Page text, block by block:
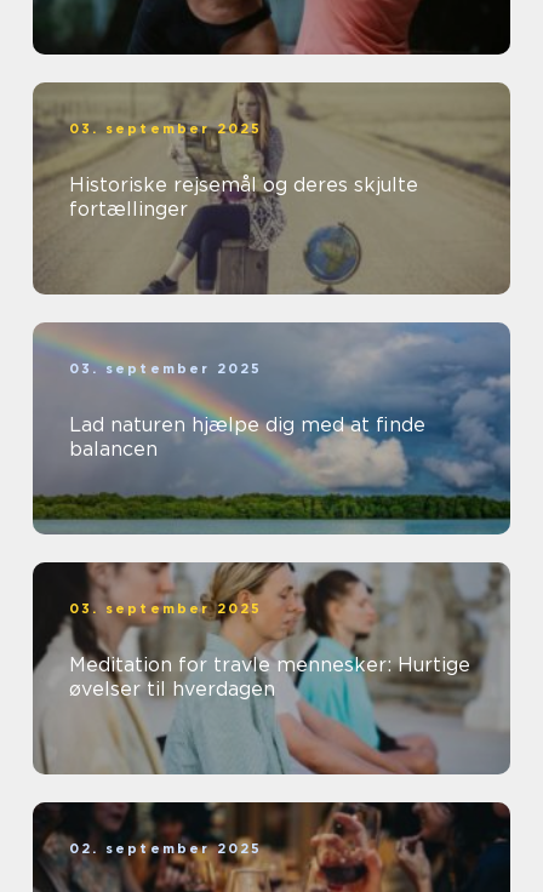
03. september 2025
Historiske rejsemål og deres skjulte
fortællinger
03. september 2025
Lad naturen hjælpe dig med at finde
balancen
03. september 2025
Meditation for travle mennesker: Hurtige
øvelser til hverdagen
02. september 2025